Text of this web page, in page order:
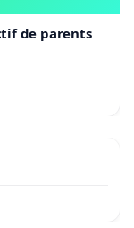
de parents